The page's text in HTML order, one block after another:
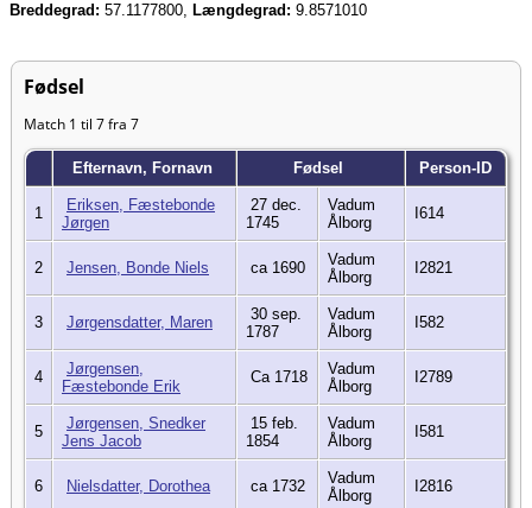
Breddegrad: 57.1177800, Længdegrad: 9.8571010
Fødsel
Match 1 til 7 fra 7
Efternavn, Fornavn Fødsel Person-ID
1
Eriksen, Fæstebonde
Jørgen
27 dec.
1745
Vadum
Ålborg
I614
2 Jensen, Bonde Niels ca 1690
Vadum
Ålborg
I2821
3 Jørgensdatter, Maren
30 sep.
1787
Vadum
Ålborg
I582
4
Jørgensen,
Fæstebonde Erik
Ca 1718
Vadum
Ålborg
I2789
5
Jørgensen, Snedker
Jens Jacob
15 feb.
1854
Vadum
Ålborg
I581
6 Nielsdatter, Dorothea ca 1732
Vadum
Ålborg
I2816